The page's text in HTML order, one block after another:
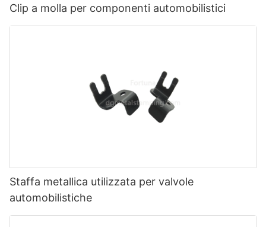
Clip a molla per componenti automobilistici
Staffa metallica utilizzata per valvole
automobilistiche